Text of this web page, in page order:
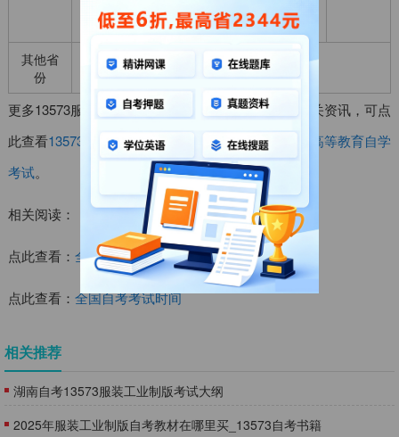
24版)、
其他省
份
不开考，无该科目
更多13573服装工业制版自考复习资料及考试报名相关资讯，可点
此查看13573服装工业制版资料大全，亦可关注我网
高等教育自学
考试。
相关阅读：
点此查看： 全国自考报名时间
点此查看： 全国自考考试时间
相关推荐
湖南自考13573服装工业制版考试大纲
2025年服装工业制版自考教材在哪里买_13573自考书籍